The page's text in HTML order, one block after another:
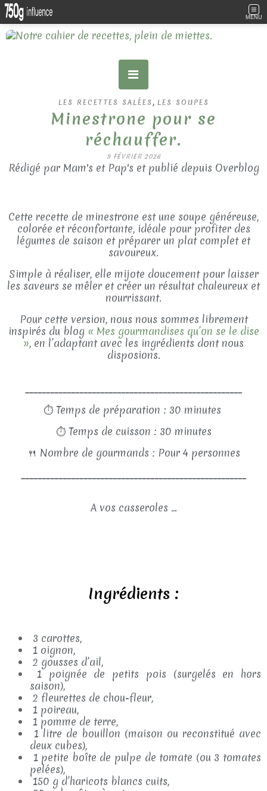
MENU
LES RECETTES SALÉES , LES SOUPES
Minestrone pour se
réchauffer.
9 FÉVRIER 2026
Rédigé par Mam's et Pap's et publié depuis Overblog
Cette recette de minestrone est une soupe généreuse,
colorée et réconfortante, idéale pour profiter des
légumes de saison et préparer un plat complet et
savoureux.
Simple à réaliser, elle mijote doucement pour laisser
les saveurs se mêler et créer un résultat chaleureux et
nourrissant.
Pour cette version, nous nous sommes librement
inspirés du blog « Mes gourmandises qu’on se le dise
», en l’adaptant avec les ingrédients dont nous
disposions.
⏱ Temps de préparation : 30 minutes
⏱ Temps de cuisson : 30 minutes
🍴 Nombre de gourmands : Pour 4 personnes
A vos casseroles ...
Ingrédients :
3 carottes,
1 oignon,
2 gousses d’ail,
1 poignée de petits pois (surgelés en hors
saison),
2 fleurettes de chou-fleur,
1 poireau,
1 pomme de terre,
1 litre de bouillon (maison ou reconstitué avec
deux cubes),
1 petite boîte de pulpe de tomate (ou 3 tomates
pelées),
150 g d’haricots blancs cuits,